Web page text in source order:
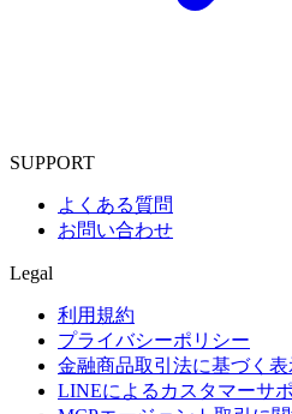
SUPPORT
よくある質問
お問い合わせ
Legal
利用規約
プライバシーポリシー
金融商品取引法に基づく表
LINEによるカスタマーサ